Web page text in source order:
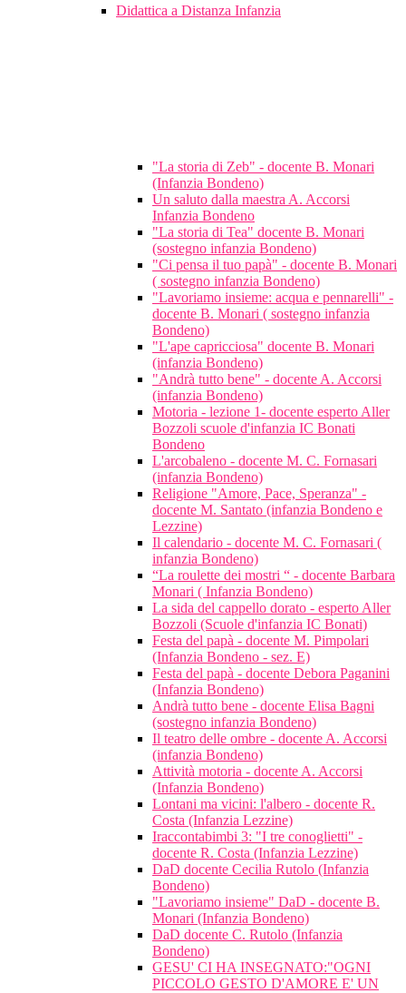
Didattica a Distanza Infanzia
"La storia di Zeb" - docente B. Monari
(Infanzia Bondeno)
Un saluto dalla maestra A. Accorsi
Infanzia Bondeno
"La storia di Tea" docente B. Monari
(sostegno infanzia Bondeno)
"Ci pensa il tuo papà" - docente B. Monari
( sostegno infanzia Bondeno)
"Lavoriamo insieme: acqua e pennarelli" -
docente B. Monari ( sostegno infanzia
Bondeno)
"L'ape capricciosa" docente B. Monari
(infanzia Bondeno)
"Andrà tutto bene" - docente A. Accorsi
(infanzia Bondeno)
Motoria - lezione 1- docente esperto Aller
Bozzoli scuole d'infanzia IC Bonati
Bondeno
L'arcobaleno - docente M. C. Fornasari
(infanzia Bondeno)
Religione "Amore, Pace, Speranza" -
docente M. Santato (infanzia Bondeno e
Lezzine)
Il calendario - docente M. C. Fornasari (
infanzia Bondeno)
“La roulette dei mostri “ - docente Barbara
Monari ( Infanzia Bondeno)
La sida del cappello dorato - esperto Aller
Bozzoli (Scuole d'infanzia IC Bonati)
Festa del papà - docente M. Pimpolari
(Infanzia Bondeno - sez. E)
Festa del papà - docente Debora Paganini
(Infanzia Bondeno)
Andrà tutto bene - docente Elisa Bagni
(sostegno infanzia Bondeno)
Il teatro delle ombre - docente A. Accorsi
(infanzia Bondeno)
Attività motoria - docente A. Accorsi
(Infanzia Bondeno)
Lontani ma vicini: l'albero - docente R.
Costa (Infanzia Lezzine)
Iraccontabimbi 3: "I tre conoglietti" -
docente R. Costa (Infanzia Lezzine)
DaD docente Cecilia Rutolo (Infanzia
Bondeno)
"Lavoriamo insieme" DaD - docente B.
Monari (Infanzia Bondeno)
DaD docente C. Rutolo (Infanzia
Bondeno)
GESU' CI HA INSEGNATO:"OGNI
PICCOLO GESTO D'AMORE E' UN